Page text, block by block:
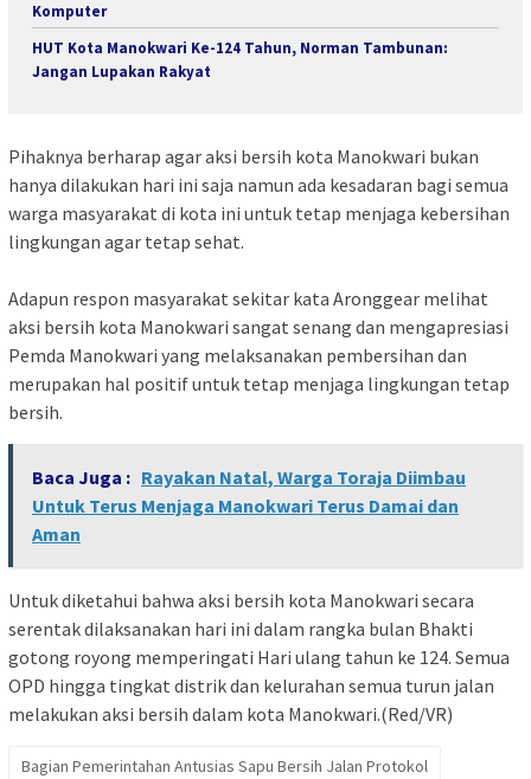
Komputer
HUT Kota Manokwari Ke-124 Tahun, Norman Tambunan:
Jangan Lupakan Rakyat
Pihaknya berharap agar aksi bersih kota Manokwari bukan
hanya dilakukan hari ini saja namun ada kesadaran bagi semua
warga masyarakat di kota ini untuk tetap menjaga kebersihan
lingkungan agar tetap sehat.
Adapun respon masyarakat sekitar kata Aronggear melihat
aksi bersih kota Manokwari sangat senang dan mengapresiasi
Pemda Manokwari yang melaksanakan pembersihan dan
merupakan hal positif untuk tetap menjaga lingkungan tetap
bersih.
Baca Juga : Rayakan Natal, Warga Toraja Diimbau
Untuk Terus Menjaga Manokwari Terus Damai dan
Aman
Untuk diketahui bahwa aksi bersih kota Manokwari secara
serentak dilaksanakan hari ini dalam rangka bulan Bhakti
gotong royong memperingati Hari ulang tahun ke 124. Semua
OPD hingga tingkat distrik dan kelurahan semua turun jalan
melakukan aksi bersih dalam kota Manokwari.(Red/VR)
Bagian Pemerintahan Antusias Sapu Bersih Jalan Protokol